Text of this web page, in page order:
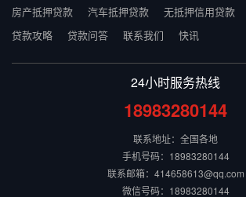
房产抵押贷款 汽车抵押贷款 无抵押信用贷款
贷款攻略
贷款问答 联系我们 快讯
24小时服务热线
18983280144
联系地址：全国各地
手机号码：18983280144
联系邮箱：414658613@qq.com
微信号码：18983280144